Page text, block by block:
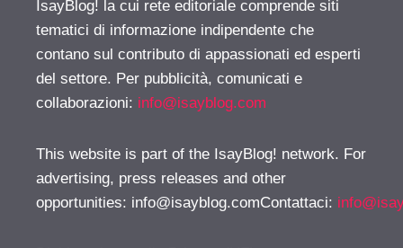
IsayBlog! la cui rete editoriale comprende siti
tematici di informazione indipendente che
contano sul contributo di appassionati ed esperti
del settore. Per pubblicità, comunicati e
collaborazioni: info@isayblog.com
This website is part of the IsayBlog! network. For
advertising, press releases and other
opportunities: info@isayblog.comContattaci: